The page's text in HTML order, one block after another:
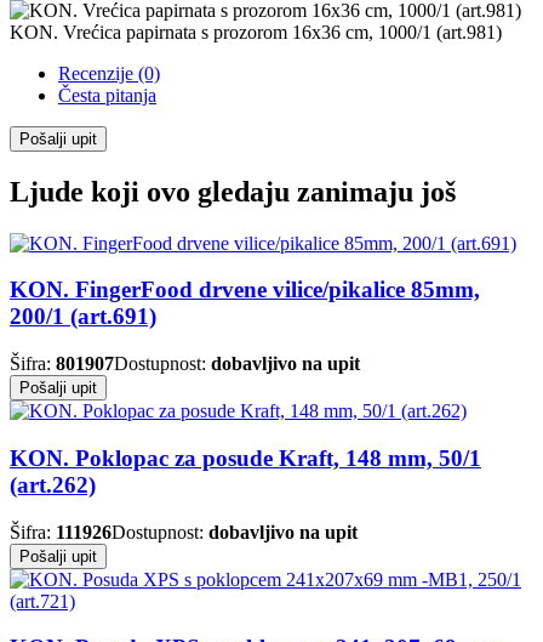
KON. Vrećica papirnata s prozorom 16x36 cm, 1000/1 (art.981)
Recenzije (0)
Česta pitanja
Pošalji upit
Ljude koji ovo gledaju zanimaju još
KON. FingerFood drvene vilice/pikalice 85mm,
200/1 (art.691)
Šifra: 801907Dostupnost: dobavljivo na upit
Pošalji upit
KON. Poklopac za posude Kraft, 148 mm, 50/1
(art.262)
Šifra: 111926Dostupnost: dobavljivo na upit
Pošalji upit